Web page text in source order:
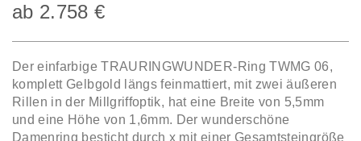
ab 2.758€
Der einfarbige TRAURINGWUNDER-Ring TWMG 06,
komplett Gelbgold längs feinmattiert, mit zwei äußeren
Rillen in der Millgriffoptik, hat eine Breite von 5,5mm
und eine Höhe von 1,6mm. Der wunderschöne
Damenring besticht durch x mit einer Gesamtsteingröße